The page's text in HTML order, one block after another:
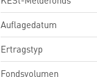
Auflagedatum
Ertragstyp
Fondsvolumen